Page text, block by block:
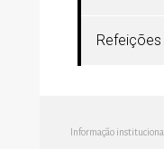
Refeições
Informação institucional